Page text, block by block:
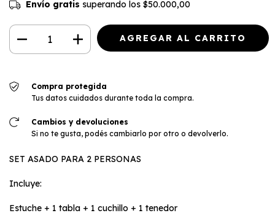
Envío gratis superando los $50.000,00
Compra protegida
Tus datos cuidados durante toda la compra.
Cambios y devoluciones
Si no te gusta, podés cambiarlo por otro o devolverlo.
SET ASADO PARA 2 PERSONAS
Incluye:
Estuche + 1 tabla + 1 cuchillo + 1 tenedor